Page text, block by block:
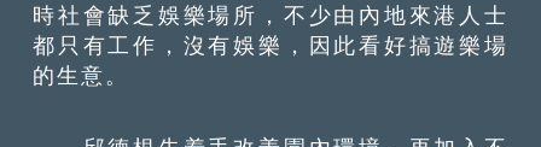
時社會缺乏娛樂場所，不少由內地來港人士
都只有工作，沒有娛樂，因此看好搞遊樂場
的生意。